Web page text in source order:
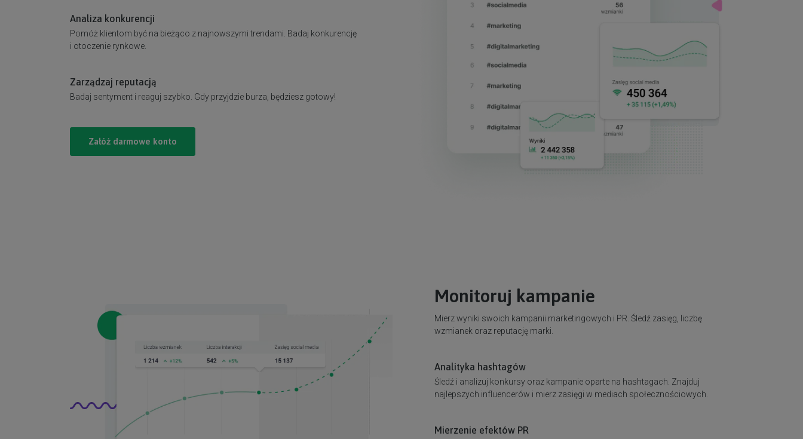
Analiza konkurencji
Pomóż klientom być na bieżąco z najnowszymi trendami. Badaj konkurencję
i otoczenie rynkowe.
Zarządzaj reputacją
Badaj sentyment i reaguj szybko. Gdy przyjdzie burza, będziesz gotowy!
Załóż darmowe konto
Monitoruj kampanie
Mierz wyniki swoich kampanii marketingowych i PR. Śledź zasięg, liczbę
wzmianek oraz reputację marki.
Analityka hashtagów
Śledź i analizuj konkursy oraz kampanie oparte na hashtagach. Znajduj
najlepszych influencerów i mierz zasięgi w mediach społecznościowych.
Mierzenie efektów PR